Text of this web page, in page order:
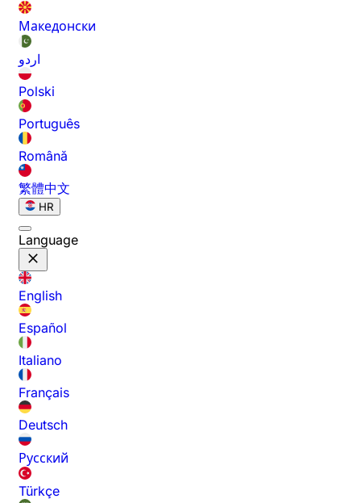
Македонски
اردو
Polski
Português
Română
繁體中文
HR
Language
English
Español
Italiano
Français
Deutsch
Русский
Türkçe